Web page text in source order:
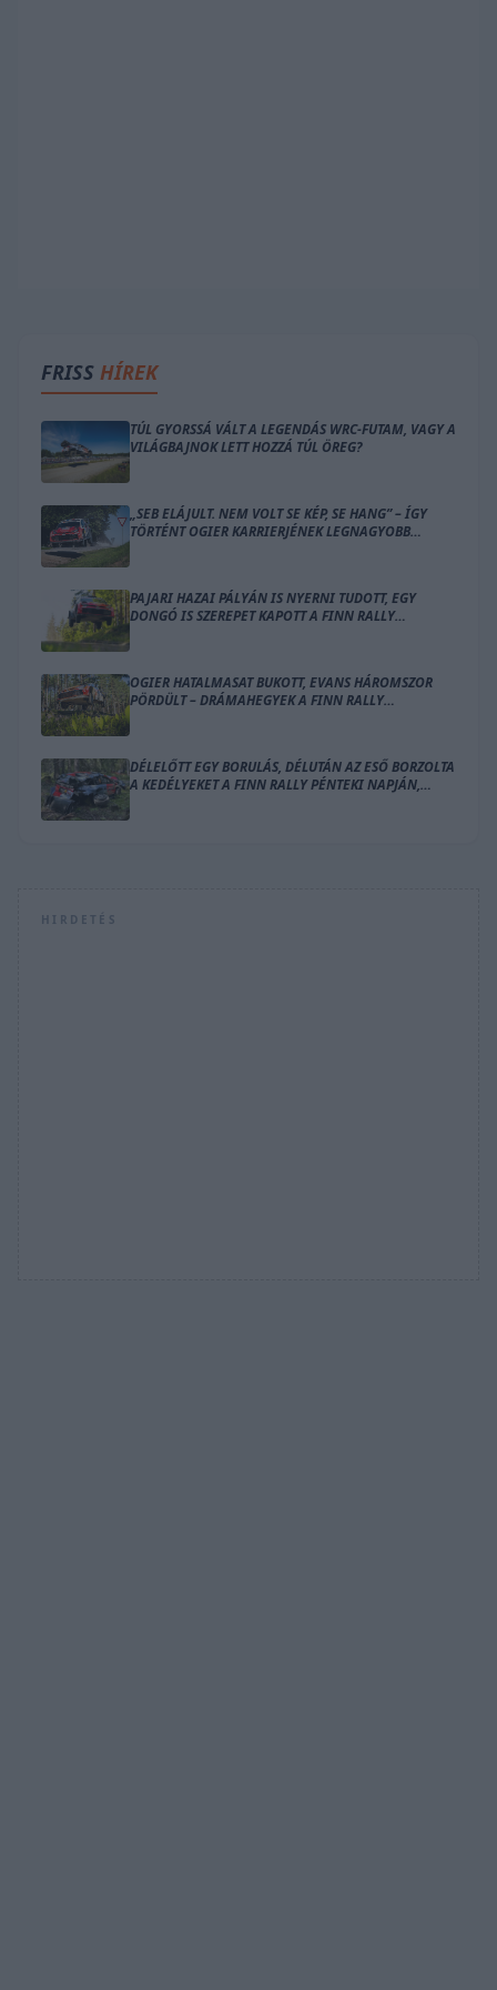
FRISS HÍREK
TÚL GYORSSÁ VÁLT A LEGENDÁS WRC-FUTAM, VAGY A
VILÁGBAJNOK LETT HOZZÁ TÚL ÖREG?
„SEB ELÁJULT. NEM VOLT SE KÉP, SE HANG” – ÍGY
TÖRTÉNT OGIER KARRIERJÉNEK LEGNAGYOBB
PAJARI HAZAI PÁLYÁN IS NYERNI TUDOTT, EGY
DONGÓ IS SZEREPET KAPOTT A FINN RALLY
OGIER HATALMASAT BUKOTT, EVANS HÁROMSZOR
PÖRDÜLT – DRÁMAHEGYEK A FINN RALLY
DÉLELŐTT EGY BORULÁS, DÉLUTÁN AZ ESŐ BORZOLTA
A KEDÉLYEKET A FINN RALLY PÉNTEKI NAPJÁN,
HIRDETÉS